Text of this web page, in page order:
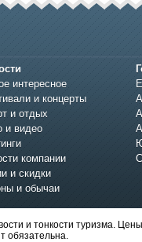
интересное
и концерты
и отдых
и видео
компании
и скидки
и обычаи
и тонкости туризма.
обязательна.